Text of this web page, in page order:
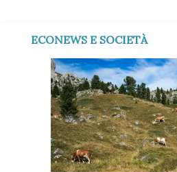
ECONEWS E SOCIETÀ